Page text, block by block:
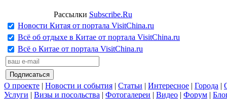
Рассылки Subscribe.Ru
Новости Китая от портала VisitChina.ru
Всё об отдыхе в Китае от портала VisitChina.ru
Всё о Китае от портала VisitChina.ru
О проекте | Новости и события | Статьи | Интересное | Города |
Услуги | Визы и посольства | Фотогалереи | Видео | Форум |